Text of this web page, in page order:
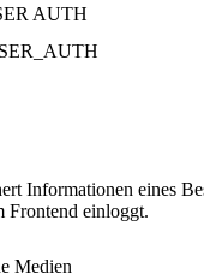
AUTH
Informationen eines
Frontend einloggt.
Medien